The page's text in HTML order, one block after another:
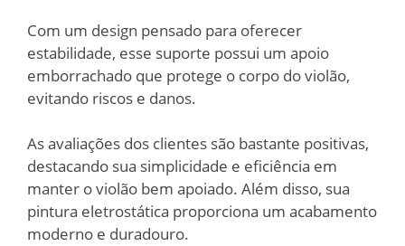
Com um design pensado para oferecer
estabilidade, esse suporte possui um apoio
emborrachado que protege o corpo do violão,
evitando riscos e danos.
As avaliações dos clientes são bastante positivas,
destacando sua simplicidade e eficiência em
manter o violão bem apoiado. Além disso, sua
pintura eletrostática proporciona um acabamento
moderno e duradouro.